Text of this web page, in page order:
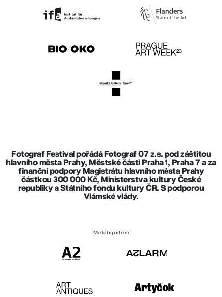
Fotograf Festival pořádá Fotograf 07 z.s. pod záštitou
hlavního města Prahy, Městské části Praha 1, Praha 7 a za
finanční podpory Magistrátu hlavního města Prahy
částkou 300 000 Kč, Ministerstva kultury České
republiky a Státního fondu kultury ČR. S podporou
Vlámské vlády.
Mediální partneři